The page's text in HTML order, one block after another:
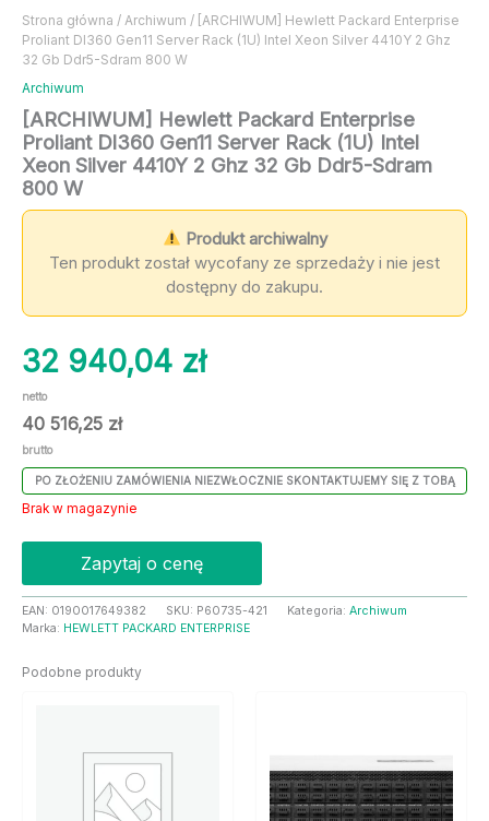
Strona główna / Archiwum / [ARCHIWUM] Hewlett Packard Enterprise
Proliant Dl360 Gen11 Server Rack (1U) Intel Xeon Silver 4410Y 2 Ghz
32 Gb Ddr5-Sdram 800 W
Archiwum
[ARCHIWUM] Hewlett Packard Enterprise
Proliant Dl360 Gen11 Server Rack (1U) Intel
Xeon Silver 4410Y 2 Ghz 32 Gb Ddr5-Sdram
800 W
Produkt archiwalny
Ten produkt został wycofany ze sprzedaży i nie jest
dostępny do zakupu.
32 940,04 zł
netto
40 516,25 zł
brutto
PO ZŁOŻENIU ZAMÓWIENIA NIEZWŁOCZNIE SKONTAKTUJEMY SIĘ Z TOBĄ
Brak w magazynie
Zapytaj o cenę
EAN: 0190017649382 SKU: P60735-421 Kategoria: Archiwum
Marka: HEWLETT PACKARD ENTERPRISE
Podobne produkty